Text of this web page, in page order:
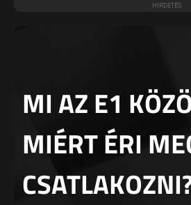
MI AZ E1
MIÉRT ÉRI